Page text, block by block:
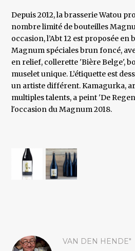
Depuis 2012, la brasserie Watou
nombre limité de bouteilles
occasion, l’Abt 12 est proposée
Magnum spéciales brun foncé,
en relief, collerette 'Bière Belge',
muselet unique. L’étiquette est
un artiste différent. Kamagurka,
multiples talents, a peint 'De
l'occasion du Magnum 2018.
VAN DEN HENDE"